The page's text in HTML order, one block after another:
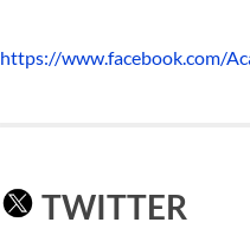
https://www.facebook.com/
TWITTER